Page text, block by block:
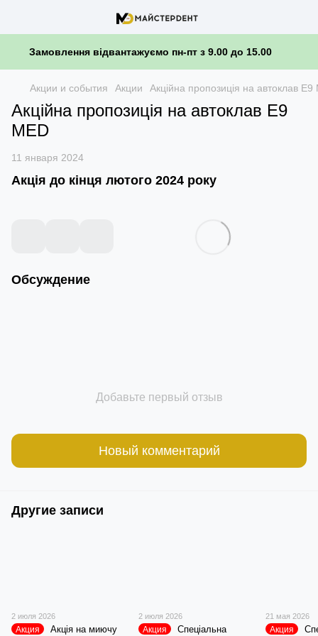
Замовлення відвантажуємо пн-пт з 9.00 до 15.00
Акции и события Акции Акційна пропозиція на автоклав E9
Акційна пропозиція на автоклав E9
MED
11 января 2024
Акція до кінця лютого 2024 року
Обсуждение
Добавьте первый отзыв
Новый комментарий
Другие записи
2 июля 2026
Акция Акція на миючу
2 июля 2026
Акция Спеціальна
21 мая 2026
Акция